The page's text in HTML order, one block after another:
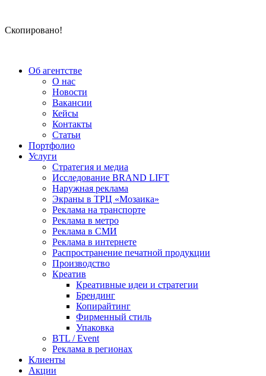
Скопировано!
Об агентстве
О нас
Новости
Вакансии
Кейсы
Контакты
Статьи
Портфолио
Услуги
Стратегия и медиа
Исследование BRAND LIFT
Наружная реклама
Экраны в ТРЦ «Мозаика»
Реклама на транспорте
Реклама в метро
Реклама в СМИ
Реклама в интернете
Распространение печатной продукции
Производство
Креатив
Креативные идеи и стратегии
Брендинг
Копирайтинг
Фирменный стиль
Упаковка
BTL / Event
Реклама в регионах
Клиенты
Акции